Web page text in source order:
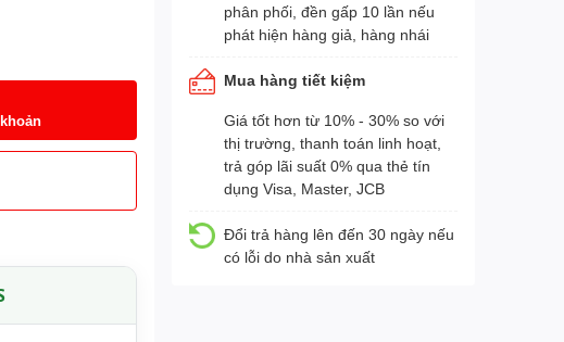
phân phối, đền gấp 10 lần nếu
phát hiện hàng giả, hàng nhái
Mua hàng tiết kiệm
Giá tốt hơn từ 10% - 30% so với
thị trường, thanh toán linh hoạt,
trả góp lãi suất 0% qua thẻ tín
dụng Visa, Master, JCB
Đổi trả hàng lên đến 30 ngày nếu
có lỗi do nhà sản xuất